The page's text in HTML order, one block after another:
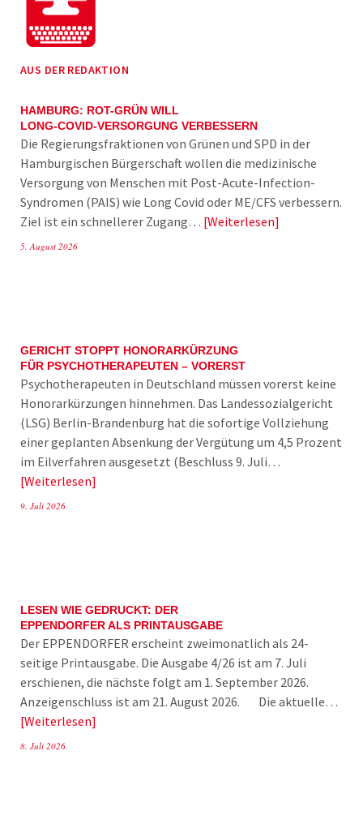
AUS DER REDAKTION
HAMBURG: ROT-GRÜN WILL
LONG-COVID-VERSORGUNG VERBESSERN
Die Regierungsfraktionen von Grünen und SPD in der
Hamburgischen Bürgerschaft wollen die medizinische
Versorgung von Menschen mit Post-Acute-Infection-
Syndromen (PAIS) wie Long Covid oder ME/CFS verbessern.
Ziel ist ein schnellerer Zugang… Weiterlesen
5. August 2026
GERICHT STOPPT HONORARKÜRZUNG
FÜR PSYCHOTHERAPEUTEN – VORERST
Psychotherapeuten in Deutschland müssen vorerst keine
Honorarkürzungen hinnehmen. Das Landessozialgericht
(LSG) Berlin-Brandenburg hat die sofortige Vollziehung
einer geplanten Absenkung der Vergütung um 4,5 Prozent
im Eilverfahren ausgesetzt (Beschluss 9. Juli…
Weiterlesen
9. Juli 2026
LESEN WIE GEDRUCKT: DER
EPPENDORFER ALS PRINTAUSGABE
Der EPPENDORFER erscheint zweimonatlich als 24-
seitige Printausgabe. Die Ausgabe 4/26 ist am 7. Juli
erschienen, die nächste folgt am 1. September 2026.
Anzeigenschluss ist am 21. August 2026. Die aktuelle…
Weiterlesen
8. Juli 2026